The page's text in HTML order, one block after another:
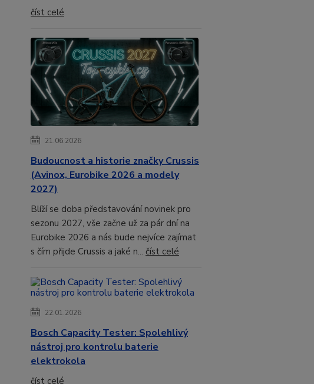
číst celé
21.06.2026
Budoucnost a historie značky Crussis
(Avinox, Eurobike 2026 a modely
2027)
Blíží se doba představování novinek pro
sezonu 2027, vše začne už za pár dní na
Eurobike 2026 a nás bude nejvíce zajímat
s čím přijde Crussis a jaké n... číst celé
22.01.2026
Bosch Capacity Tester: Spolehlivý
nástroj pro kontrolu baterie
elektrokola
číst celé